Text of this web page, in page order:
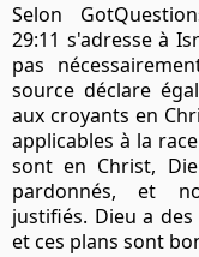
Selon
29:11 s'adresse à
pas
source déclare
aux croyants en
applicables à la
sont en Christ,
pardonnés, et
justifiés. Dieu a
et ces plans sont